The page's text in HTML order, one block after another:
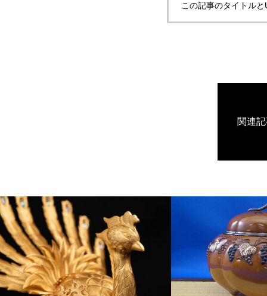
この記事のタイトル
関連